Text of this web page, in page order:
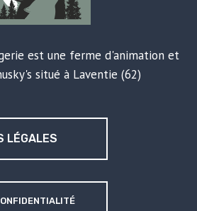
est une ferme d'animation et
situé à Laventie (62)
LÉGALES